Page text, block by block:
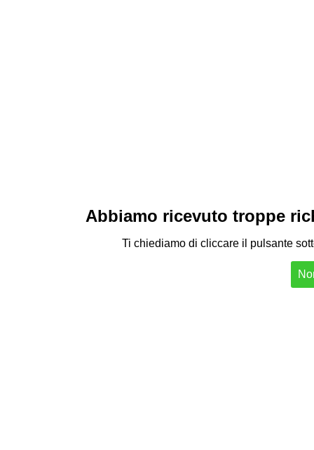
Abbiamo ricevuto troppe
Ti chiediamo di cliccare il pulsante